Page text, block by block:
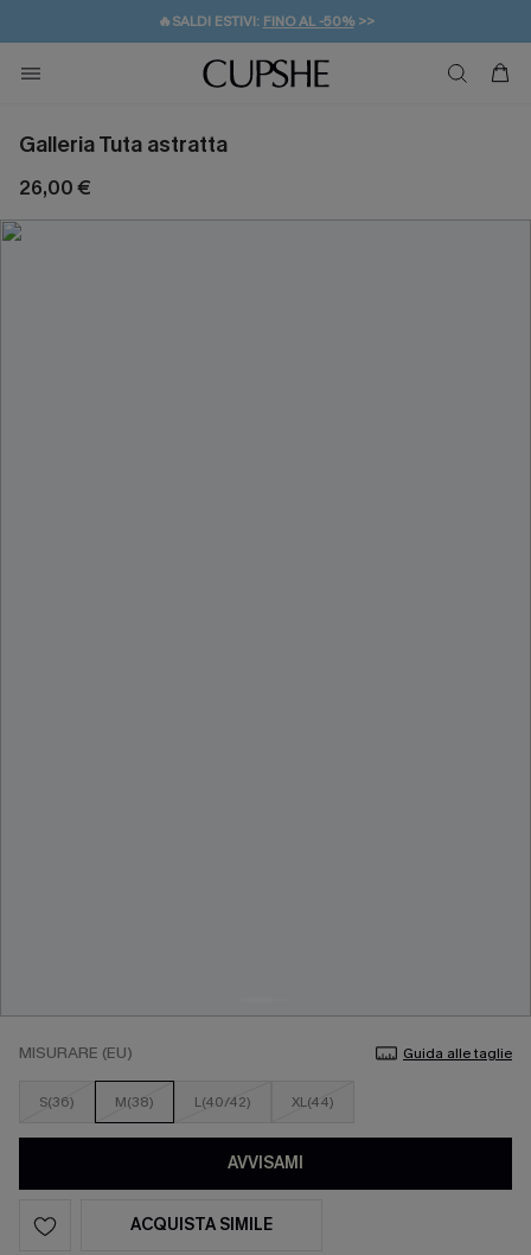
🔥SALDI ESTIVI: FINO AL -50%>>
🚚SPEDIZIONE GRATUITA DA 49€
💌REGALO PER I NUOVI: 20% DI SCONTO*
Galleria Tuta astratta
26,00 €
MISURARE (EU) Guida alle taglie
S(36) M(38) L(40/42) XL(44)
AVVISAMI
ACQUISTA SIMILE